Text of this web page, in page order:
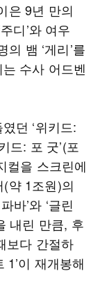
은 9년 만의
디’와 여우
의 뱀 ‘게리’를
수사 어드벤
던 ‘위키드:
드: 포 굿’(포
컬을 스크린에
약 1조원)의
바’와 ‘글린
내린 만큼, 후
보다 간절하
1’이 재개봉해